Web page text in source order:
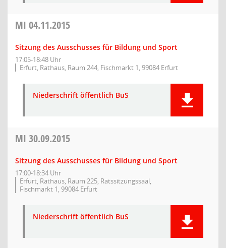
MI 04.11.2015
Sitzung des Ausschusses für Bildung und Sport
17:05-18:48 Uhr
Erfurt, Rathaus, Raum 244, Fischmarkt 1, 99084 Erfurt
Niederschrift öffentlich BuS
MI 30.09.2015
Sitzung des Ausschusses für Bildung und Sport
17:00-18:34 Uhr
Erfurt, Rathaus, Raum 225, Ratssitzungssaal,
Fischmarkt 1, 99084 Erfurt
Niederschrift öffentlich BuS